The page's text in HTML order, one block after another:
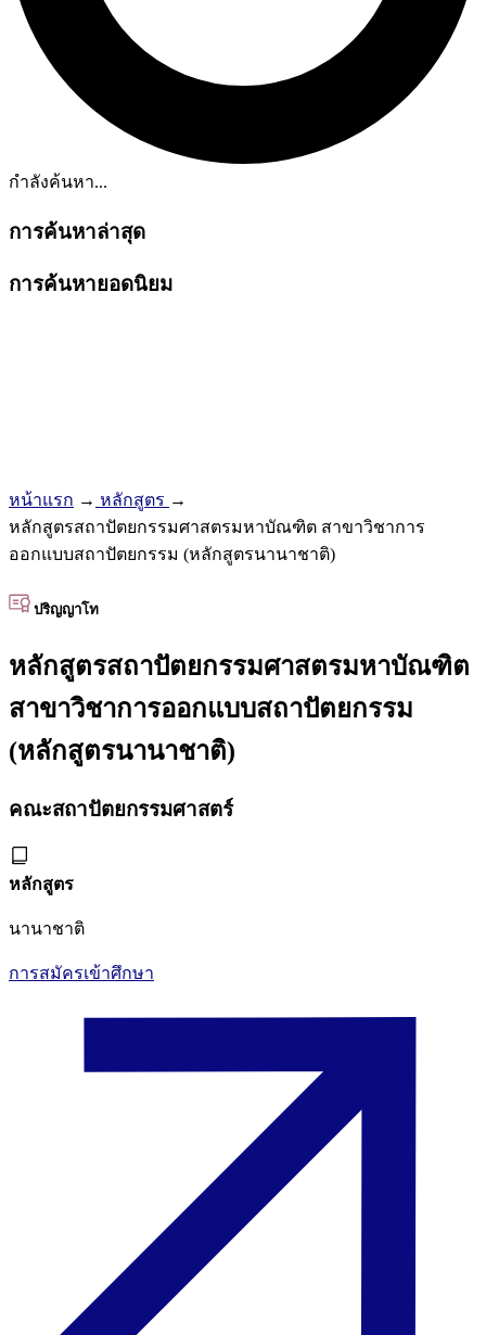
กำลังค้นหา...
การค้นหาล่าสุด
การค้นหายอดนิยม
หน้าแรก → หลักสูตร →
หลักสูตรสถาปัตยกรรมศาสตรมหาบัณฑิต สาขาวิชาการ
ออกแบบสถาปัตยกรรม (หลักสูตรนานาชาติ)
ปริญญาโท
หลักสูตรสถาปัตยกรรมศาสตรมหาบัณฑิต
สาขาวิชาการออกแบบสถาปัตยกรรม
(หลักสูตรนานาชาติ)
คณะสถาปัตยกรรมศาสตร์
หลักสูตร
นานาชาติ
การสมัครเข้าศึกษา